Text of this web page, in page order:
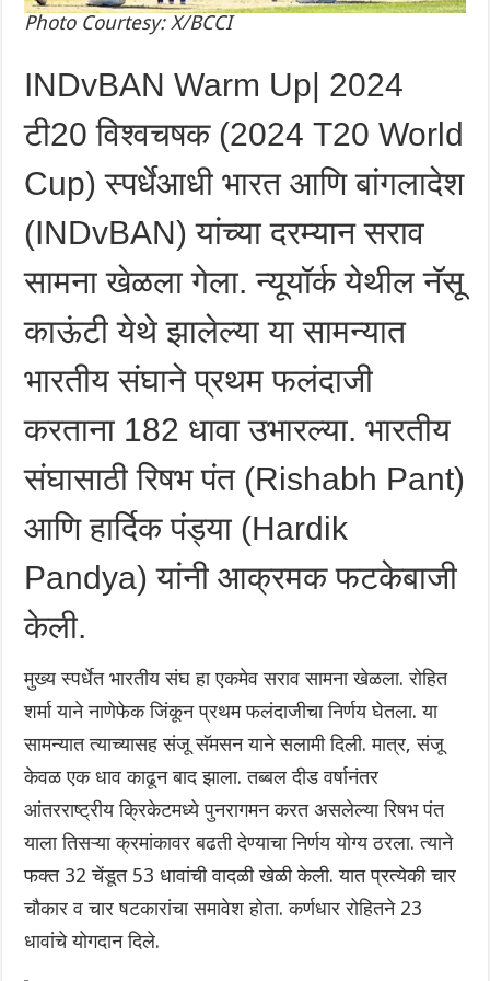
Photo Courtesy: X/BCCI
INDvBAN Warm Up| 2024
टी20 विश्वचषक (2024 T20 World
Cup) स्पर्धेआधी भारत आणि बांगलादेश
(INDvBAN) यांच्या दरम्यान सराव
सामना खेळला गेला. न्यूयॉर्क येथील नॅसू
काऊंटी येथे झालेल्या या सामन्यात
भारतीय संघाने प्रथम फलंदाजी
करताना 182 धावा उभारल्या. भारतीय
संघासाठी रिषभ पंत (Rishabh Pant)
आणि हार्दिक पंड्या (Hardik
Pandya) यांनी आक्रमक फटकेबाजी
केली.
मुख्य स्पर्धेत भारतीय संघ हा एकमेव सराव सामना खेळला. रोहित
शर्मा याने नाणेफेक जिंकून प्रथम फलंदाजीचा निर्णय घेतला. या
सामन्यात त्याच्यासह संजू सॅमसन याने सलामी दिली. मात्र, संजू
केवळ एक धाव काढून बाद झाला. तब्बल दीड वर्षानंतर
आंतरराष्ट्रीय क्रिकेटमध्ये पुनरागमन करत असलेल्या रिषभ पंत
याला तिसऱ्या क्रमांकावर बढती देण्याचा निर्णय योग्य ठरला. त्याने
फक्त 32 चेंडूत 53 धावांची वादळी खेळी केली. यात प्रत्येकी चार
चौकार व चार षटकारांचा समावेश होता. कर्णधार रोहितने 23
धावांचे योगदान दिले.